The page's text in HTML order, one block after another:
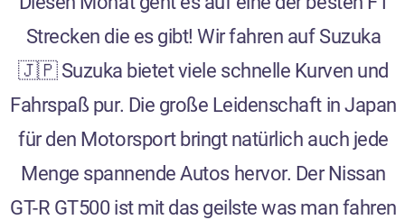
Strecken die es gibt! Wir fahren auf Suzuka
🇯🇵 Suzuka bietet viele schnelle Kurven und
Fahrspaß pur. Die große Leidenschaft in Japan
für den Motorsport bringt natürlich auch jede
Menge spannende Autos hervor. Der Nissan
GT-R GT500 ist mit das geilste was man fahren